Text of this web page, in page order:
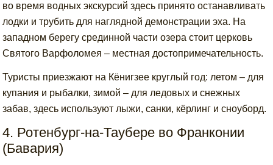
во время водных экскурсий здесь принято останавливать
лодки и трубить для наглядной демонстрации эха. На
западном берегу срединной части озера стоит церковь
Святого Варфоломея – местная достопримечательность.
Туристы приезжают на Кёнигзее круглый год: летом – для
купания и рыбалки, зимой – для ледовых и снежных
забав, здесь используют лыжи, санки, кёрлинг и сноуборд.
4. Ротенбург-на-Таубере во Франконии
(Бавария)